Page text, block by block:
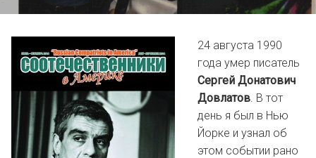
24 августа 1990
года умер писатель
Сергей Донатович
Довлатов. В тот
день я был в Нью
Йорке и узнал об
этом событии рано